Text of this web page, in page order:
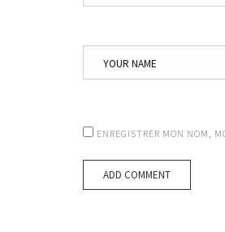
ENREGISTRER MON NOM,